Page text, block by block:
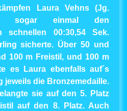
Laura Vehns (Jg.
sogar einmal den
schnellen 00:30,54 Sek.
sicherte. Über 50 und
100 m Freistil, und 100 m
es Laura ebenfalls auf´s
jeweils die Bronzemedaille.
sie auf den 5. Platz
auf den 8. Platz. Auch